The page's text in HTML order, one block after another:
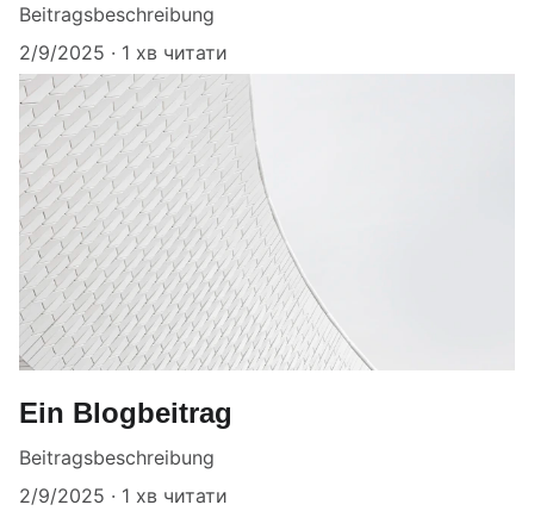
Beitragsbeschreibung
2/9/2025
1 хв читати
Ein Blogbeitrag
Beitragsbeschreibung
2/9/2025
1 хв читати